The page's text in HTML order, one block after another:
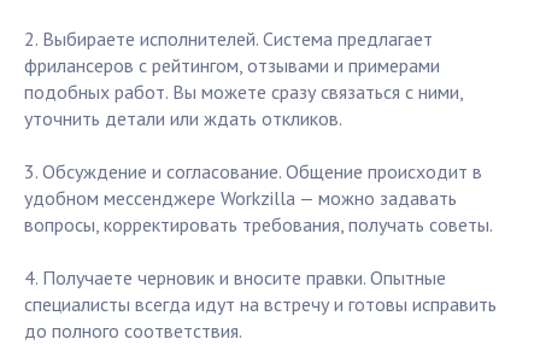
2. Выбираете исполнителей. Система предлагает
фрилансеров с рейтингом, отзывами и примерами
подобных работ. Вы можете сразу связаться с ними,
уточнить детали или ждать откликов.
3. Обсуждение и согласование. Общение происходит в
удобном мессенджере Workzilla — можно задавать
вопросы, корректировать требования, получать советы.
4. Получаете черновик и вносите правки. Опытные
специалисты всегда идут на встречу и готовы исправить
до полного соответствия.